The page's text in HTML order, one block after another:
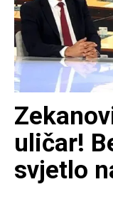
uličar!
svjetlo